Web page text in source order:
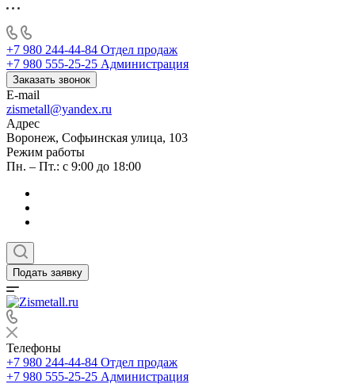
+7 980 244-44-84 Отдел продаж
+7 980 555-25-25 Администрация
Заказать звонок
E-mail
zismetall@yandex.ru
Адрес
Воронеж, Софьинская улица, 103
Режим работы
Пн. – Пт.: с 9:00 до 18:00
Подать заявку
Телефоны
+7 980 244-44-84 Отдел продаж
+7 980 555-25-25 Администрация